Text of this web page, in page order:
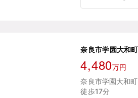
奈良市学園大和
4,480万円
奈良市学園大和
徒歩17分